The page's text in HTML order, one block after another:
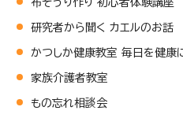
研究者から聞く カエルのお話
かつしか健康教室 毎日を健康
家族介護者教室
もの忘れ相談会